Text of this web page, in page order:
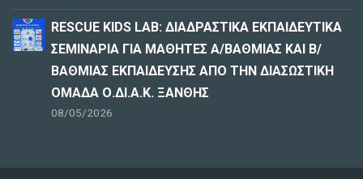
RESCUE KIDS LAB: ΔΙAΔΡΑΣΤΙΚΑ ΕΚΠΑΙΔΕΥΤΙΚΑ
ΣΕΜΙΝΑΡΙΑ ΓΙΑ ΜΑΘΗΤΕΣ Α/ΒΑΘΜΙΑΣ ΚΑΙ Β/
ΒΑΘΜΙΑΣ ΕΚΠΑΙΔΕΥΣΗΣ ΑΠΟ ΤΗΝ ΔΙΑΣΩΣΤΙΚΗ
ΟΜΑΔΑ Ο.ΔΙ.Α.Κ. ΞΑΝΘΗΣ
08/05/2026